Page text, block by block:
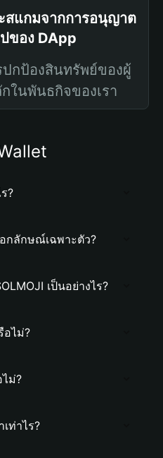
สแกมจากการอนุญาต
ของ DApp
กป้องสินทรัพย์ของผู้
ในพันธกิจของเรา
?
กลักษณ์เฉพาะตัว?
เป็นอย่างไร?
อไม่?
ม่?
ท่าไร?